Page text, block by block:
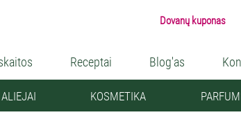
Dovanų kuponas
Receptai Blog'as
KOSMETIKA